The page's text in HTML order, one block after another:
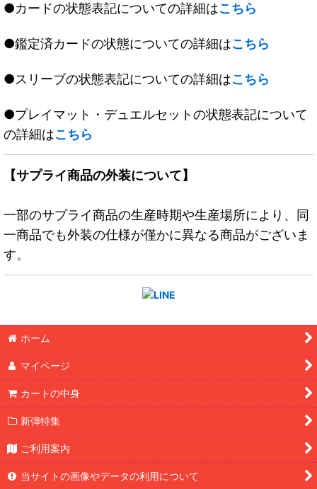
●カードの状態表記についての詳細はこちら
●鑑定済カードの状態についての詳細はこちら
●スリーブの状態表記についての詳細はこちら
●プレイマット・デュエルセットの状態表記について
の詳細はこちら
【サプライ商品の外装について】
一部のサプライ商品の生産時期や生産場所により、同
一商品でも外装の仕様が僅かに異なる商品がございま
す。
ホーム
マイページ
カートの中身
新弾特集
ご利用案内
当サイトの画像やデータの利用について